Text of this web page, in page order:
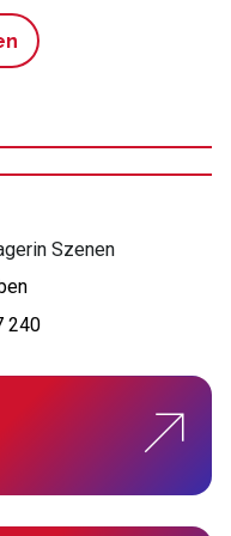
Szenen
240